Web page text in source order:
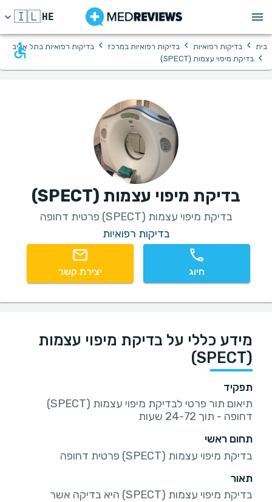
HE
🇮🇱
בית › בדיקות רפואיות › בדיקות רפואיות במרכז › בדיקות רפואיות בתל אביב
› בדיקת מיפוי עצמות (SPECT)
בדיקת מיפוי עצמות (SPECT)
בדיקת מיפוי עצמות (SPECT) פרטית דחופה
בדיקות רפואיות
חיוג יצירת קשר
מידע כללי על בדיקת מיפוי עצמות
(SPECT)
תפקיד
תיאום תור פרטי לבדיקת מיפוי עצמות (SPECT)
דחופה - תוך 24-72 שעות
תחום ראשי
בדיקת מיפוי עצמות (SPECT) פרטית דחופה
תאור
בדיקת מיפוי עצמות (SPECT) היא בדיקה אשר